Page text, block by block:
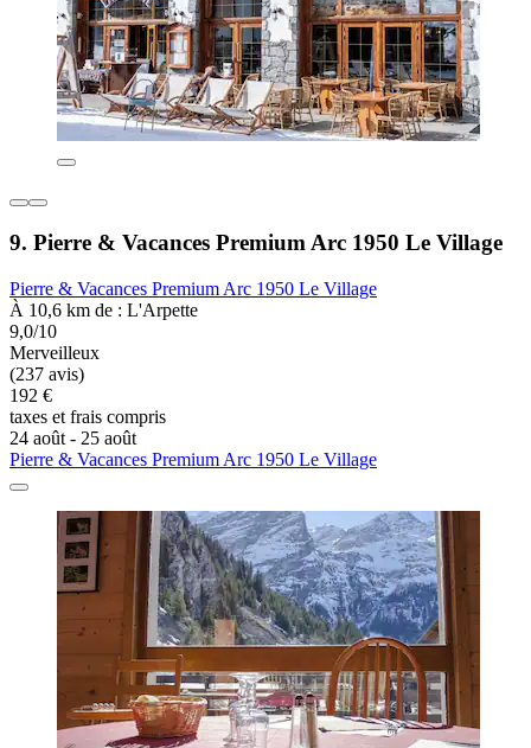
9. Pierre & Vacances Premium Arc 1950 Le Village
Pierre & Vacances Premium Arc 1950 Le Village
À 10,6 km de : L'Arpette
9,0/10
Merveilleux
(237 avis)
192 €
taxes et frais compris
24 août - 25 août
Pierre & Vacances Premium Arc 1950 Le Village